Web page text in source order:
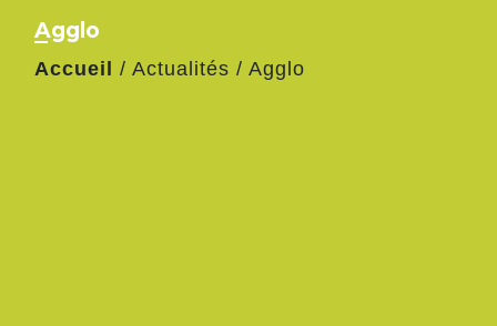
Agglo
Accueil / Actualités / Agglo